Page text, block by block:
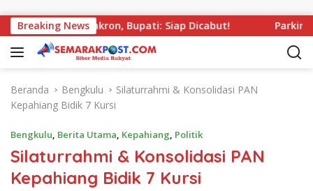
Breaking News
Tak Sinkron, Bupati: Siap Dicabut! Parkiran
Beranda Bengkulu
Silaturrahmi & Konsolidasi PAN
Kepahiang Bidik 7 Kursi
Bengkulu, Berita Utama, Kepahiang, Politik
Silaturrahmi & Konsolidasi PAN
Kepahiang Bidik 7 Kursi